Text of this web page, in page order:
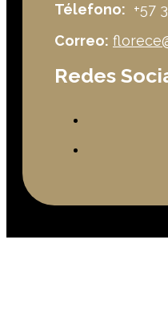
Télefono: +57
Correo:
Redes